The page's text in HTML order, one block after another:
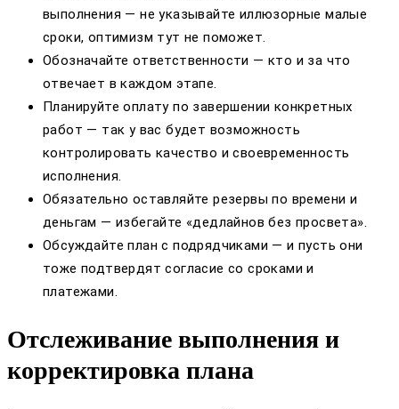
выполнения — не указывайте иллюзорные малые
сроки, оптимизм тут не поможет.
Обозначайте ответственности — кто и за что
отвечает в каждом этапе.
Планируйте оплату по завершении конкретных
работ — так у вас будет возможность
контролировать качество и своевременность
исполнения.
Обязательно оставляйте резервы по времени и
деньгам — избегайте «дедлайнов без просвета».
Обсуждайте план с подрядчиками — и пусть они
тоже подтвердят согласие со сроками и
платежами.
Отслеживание выполнения и
корректировка плана